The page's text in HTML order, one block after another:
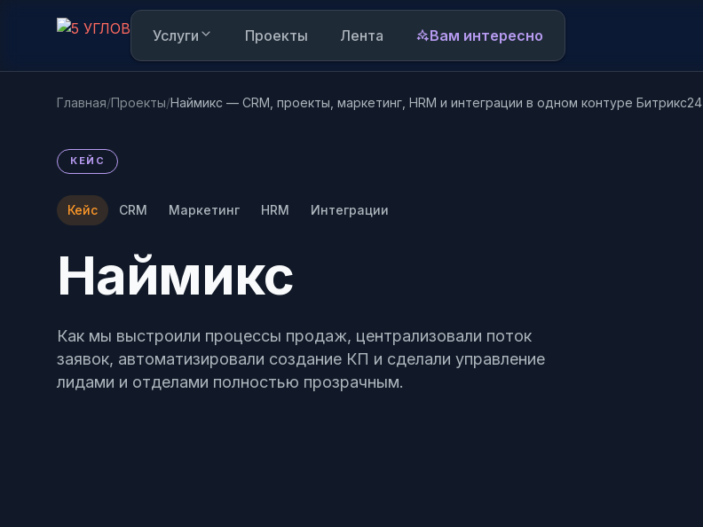
Услуги
Внедрение Битрикс24
Проекты Лента Вам интересно
Вам интересно
AI в режиме реального времени анализирует какие темы вам интересны:
Пока интересы не накоплены. Как только пользователь начнёт читать разделы
и переходить по карточкам, здесь появится облако его тем.
Узнать, как работает наш сайт
Написать в Telegram
@mop_5corners — обычно отвечаем за 15 мин
Написать в MAX
Удобно, если у вас уже стоит MAX
Главная/Проекты/Наймикс — CRM, проекты, маркетинг, HRM и интеграции в одном контуре Битрикс24
КЕЙС
Кейс CRM Маркетинг HRM Интеграции
Наймикс
Как мы выстроили процессы продаж, централизовали поток
заявок, автоматизировали создание КП и сделали управление
лидами и отделами полностью прозрачным.